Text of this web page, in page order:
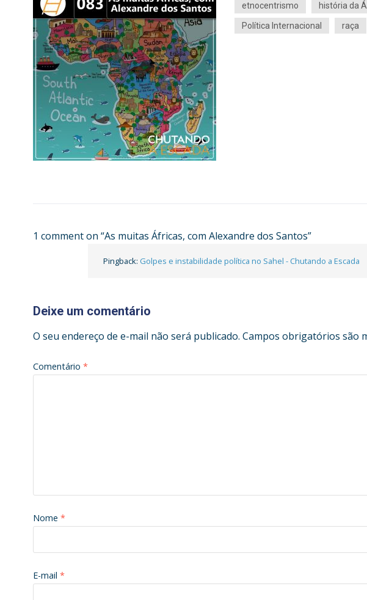
etnocentrismo história da
Política Internacional raça
1 comment on “As muitas Áfricas, com Alexandre dos Santos”
Pingback: Golpes e instabilidade política no Sahel - Chutando a Escada
Deixe um comentário
O seu endereço de e-mail não será publicado. Campos obrigatórios são
Comentário *
Nome *
E-mail *